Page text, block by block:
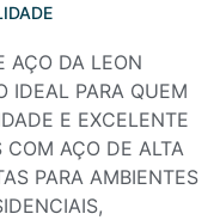
AÇO DA LEON
IDEAL PARA QUEM
E EXCELENTE
COM AÇO DE ALTA
PARA AMBIENTES